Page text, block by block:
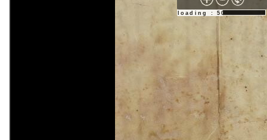
loading : 50%